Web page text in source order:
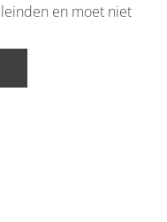
en moet niet